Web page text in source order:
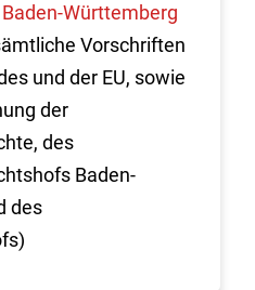
Württemberg
Vorschriften
und der EU, sowie
der
des
Baden-
des